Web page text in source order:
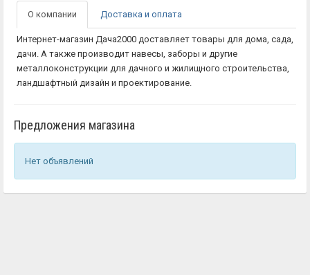
О компании Доставка и оплата
Интернет-магазин Дача2000 доставляет товары для дома, сада,
дачи. А также производит навесы, заборы и другие
металлоконструкции для дачного и жилищного строительства,
ландшафтный дизайн и проектирование.
Предложения магазина
Нет объявлений